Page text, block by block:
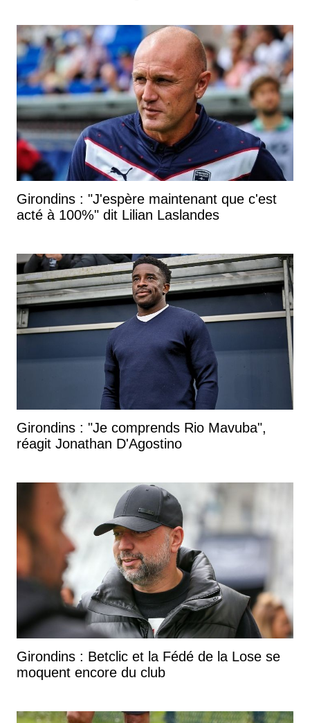
Girondins : "J'espère maintenant que c'est
acté à 100%" dit Lilian Laslandes
Girondins : "Je comprends Rio Mavuba",
réagit Jonathan D'Agostino
Girondins : Betclic et la Fédé de la Lose se
moquent encore du club